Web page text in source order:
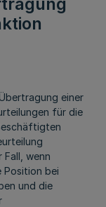
einer
für die
wenn
Position bei
und die